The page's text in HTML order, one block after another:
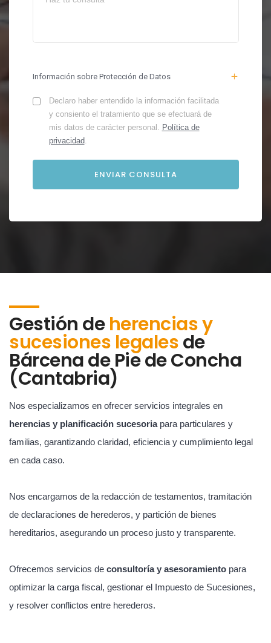
Información sobre Protección de Datos
Declaro haber entendido la información facilitada
y consiento el tratamiento que se efectuará de
mis datos de carácter personal. Política de
privacidad.
Gestión deherencias y
sucesiones legalesde
Bárcena de Pie de Concha
(Cantabria)
Nos especializamos en ofrecer servicios integrales en
herencias y planificación sucesoriapara particulares y
familias, garantizando claridad, eficiencia y cumplimiento legal
en cada caso.
Nos encargamos de la redacción de testamentos, tramitación
de declaraciones de herederos, y partición de bienes
hereditarios, asegurando un proceso justo y transparente.
Ofrecemos servicios de consultoría y asesoramiento para
optimizar la carga fiscal, gestionar el Impuesto de Sucesiones,
y resolver conflictos entre herederos.